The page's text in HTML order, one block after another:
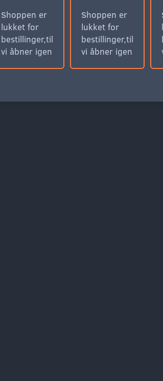
Shoppen er
lukket for
bestillinger,til
vi åbner igen
Shoppen er
lukket for
bestillinger,til
vi åbner igen